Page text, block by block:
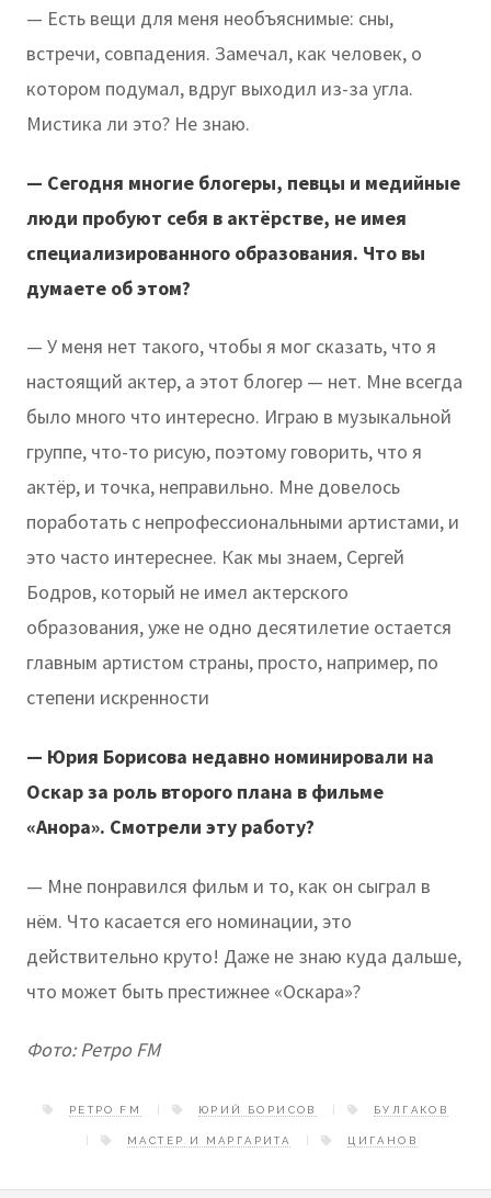
— Есть вещи для меня необъяснимые: сны,
встречи, совпадения. Замечал, как человек, о
котором подумал, вдруг выходил из-за угла.
Мистика ли это? Не знаю.
— Сегодня многие блогеры, певцы и медийные
люди пробуют себя в актёрстве, не имея
специализированного образования. Что вы
думаете об этом?
— У меня нет такого, чтобы я мог сказать, что я
настоящий актер, а этот блогер — нет. Мне всегда
было много что интересно. Играю в музыкальной
группе, что-то рисую, поэтому говорить, что я
актёр, и точка, неправильно. Мне довелось
поработать с непрофессиональными артистами, и
это часто интереснее. Как мы знаем, Сергей
Бодров, который не имел актерского
образования, уже не одно десятилетие остается
главным артистом страны, просто, например, по
степени искренности
— Юрия Борисова недавно номинировали на
Оскар за роль второго плана в фильме
«Анора». Смотрели эту работу?
— Мне понравился фильм и то, как он сыграл в
нём. Что касается его номинации, это
действительно круто! Даже не знаю куда дальше,
что может быть престижнее «Оскара»?
Фото: Ретро FM
РЕТРО FM ЮРИЙ БОРИСОВ БУЛГАКОВ
МАСТЕР И МАРГАРИТА ЦИГАНОВ